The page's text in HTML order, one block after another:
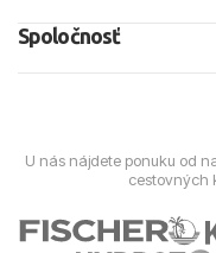
Spoločnosť
U nás nájdete ponuku od
cestovných